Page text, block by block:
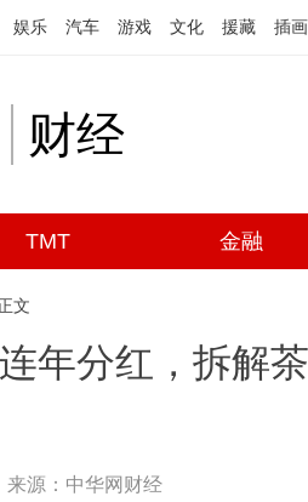
娱乐 汽车 游戏 文化 援藏 插画
财经
TMT 金融
文
年分红，拆解
来源：中华网财经